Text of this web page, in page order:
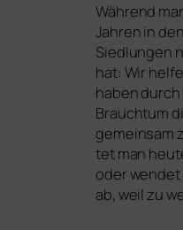
Während
Jahren in
Siedlungen
hat: Wir
haben
Brauchtum
gemein­sam
tet man
oder
ab, weil zu